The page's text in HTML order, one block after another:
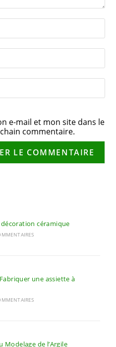
e-mail et mon site dans le
commentaire.
céramique
une assiette à
Modelage de l’Argile